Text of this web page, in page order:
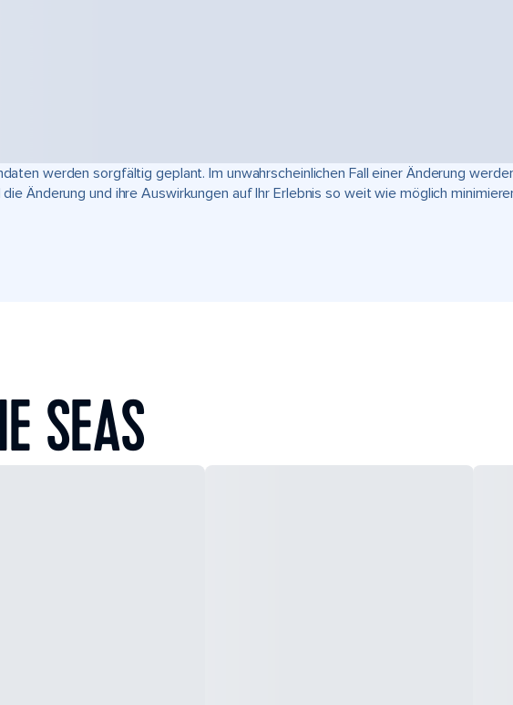
werden sorgfältig geplant. Im unwahrscheinlichen Fall einer Änderung
Änderung und ihre Auswirkungen auf Ihr Erlebnis so weit wie möglich
SEAS